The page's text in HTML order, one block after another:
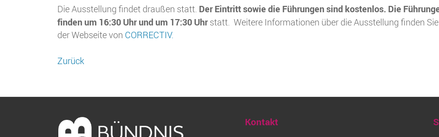
Die Ausstellung findet draußen statt. Der Eintritt sowie die Führungen sind kostenlos. Die
finden um 16:30 Uhr und um 17:30 Uhrstatt. Weitere Informationen über die Ausstellung finden
der Webseite von CORRECTIV.
Zurück
Kontakt